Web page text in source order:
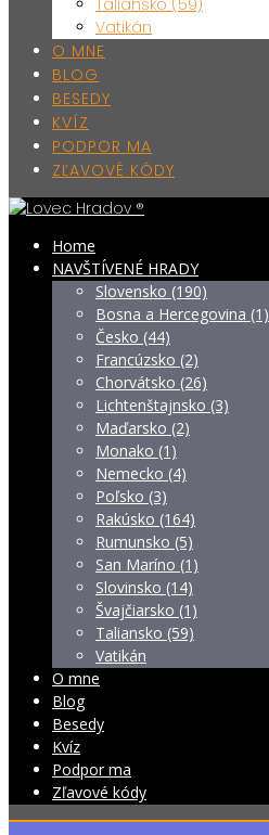
Taliansko (59)
Vatikán
O MNE
BLOG
BESEDY
KVÍZ
PODPOR MA
ZĽAVOVÉ KÓDY
Home
NAVŠTÍVENÉ HRADY
Slovensko (190)
Bosna a Hercegovina (1)
Česko (44)
Francúzsko (2)
Chorvátsko (26)
Lichtenštajnsko (3)
Maďarsko (2)
Monako (1)
Nemecko (4)
Poľsko (3)
Rakúsko (164)
Rumunsko (5)
San Maríno (1)
Slovinsko (14)
Švajčiarsko (1)
Taliansko (59)
Vatikán
O mne
Blog
Besedy
Kvíz
Podpor ma
Zľavové kódy